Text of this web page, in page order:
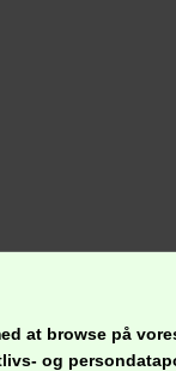
at browse på
og